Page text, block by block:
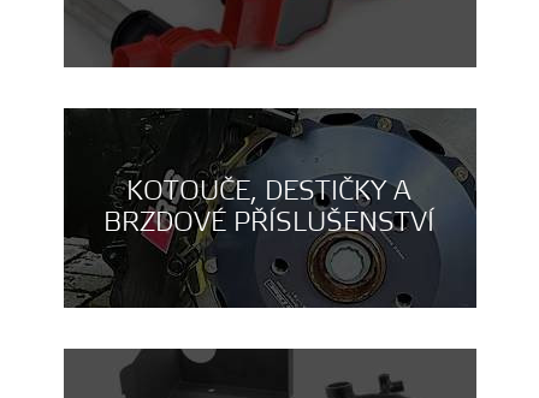
KOTOUČE, DESTIČKY A
BRZDOVÉ PŘÍSLUŠENSTVÍ